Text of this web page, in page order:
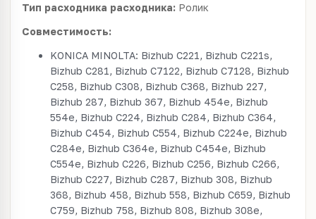
Тип расходника расходника: Ролик
Совместимость:
KONICA MINOLTA: Bizhub C221, Bizhub C221s,
Bizhub C281, Bizhub C7122, Bizhub C7128, Bizhub
C258, Bizhub C308, Bizhub C368, Bizhub 227,
Bizhub 287, Bizhub 367, Bizhub 454e, Bizhub
554e, Bizhub C224, Bizhub C284, Bizhub C364,
Bizhub C454, Bizhub C554, Bizhub C224e, Bizhub
C284e, Bizhub C364e, Bizhub C454e, Bizhub
C554e, Bizhub C226, Bizhub C256, Bizhub C266,
Bizhub C227, Bizhub C287, Bizhub 308, Bizhub
368, Bizhub 458, Bizhub 558, Bizhub C659, Bizhub
C759, Bizhub 758, Bizhub 808, Bizhub 308e,